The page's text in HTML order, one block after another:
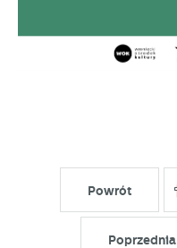
Powrót
Poprzednia